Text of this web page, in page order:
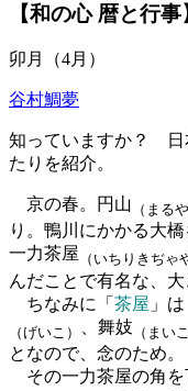
【和の心 暦と行
卯月（4月）
谷村鯛夢
知っていますか？ 日
たりを紹介。
京の春。円山 （まる
り。鴨川にかかる大
一力茶屋 （いちりきぢゃ
んだことで有名な、大
ちなみに「 茶屋 」
（げいこ） 、舞妓 （まいこ
となので、念のため。
その一力茶屋の角を